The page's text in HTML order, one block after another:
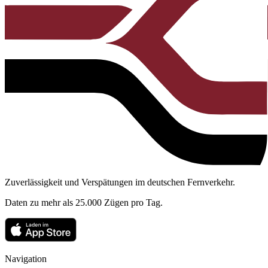
Zuverlässigkeit und Verspätungen im deutschen Fernverkehr.
Daten zu mehr als 25.000 Zügen pro Tag.
Navigation